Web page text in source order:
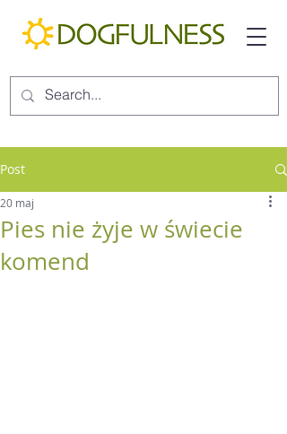
Post
Pies nie żyje w świecie
komend
20 maj